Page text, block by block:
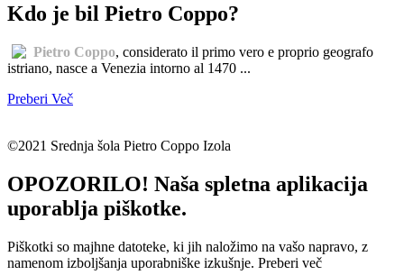
Kdo je bil Pietro Coppo?
Pietro Coppo, considerato il primo vero e proprio geografo
istriano, nasce a Venezia intorno al 1470 ...
Preberi Več
©2021 Srednja šola Pietro Coppo Izola
OPOZORILO! Naša spletna aplikacija
uporablja piškotke.
Piškotki so majhne datoteke, ki jih naložimo na vašo napravo, z
namenom izboljšanja uporabniške izkušnje. Preberi več